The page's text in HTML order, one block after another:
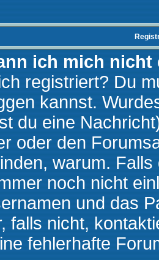
ich mich nicht
registriert? Du
kannst.
du eine
oder den
warum.
noch nicht
und das
falls nicht,
fehlerhafte